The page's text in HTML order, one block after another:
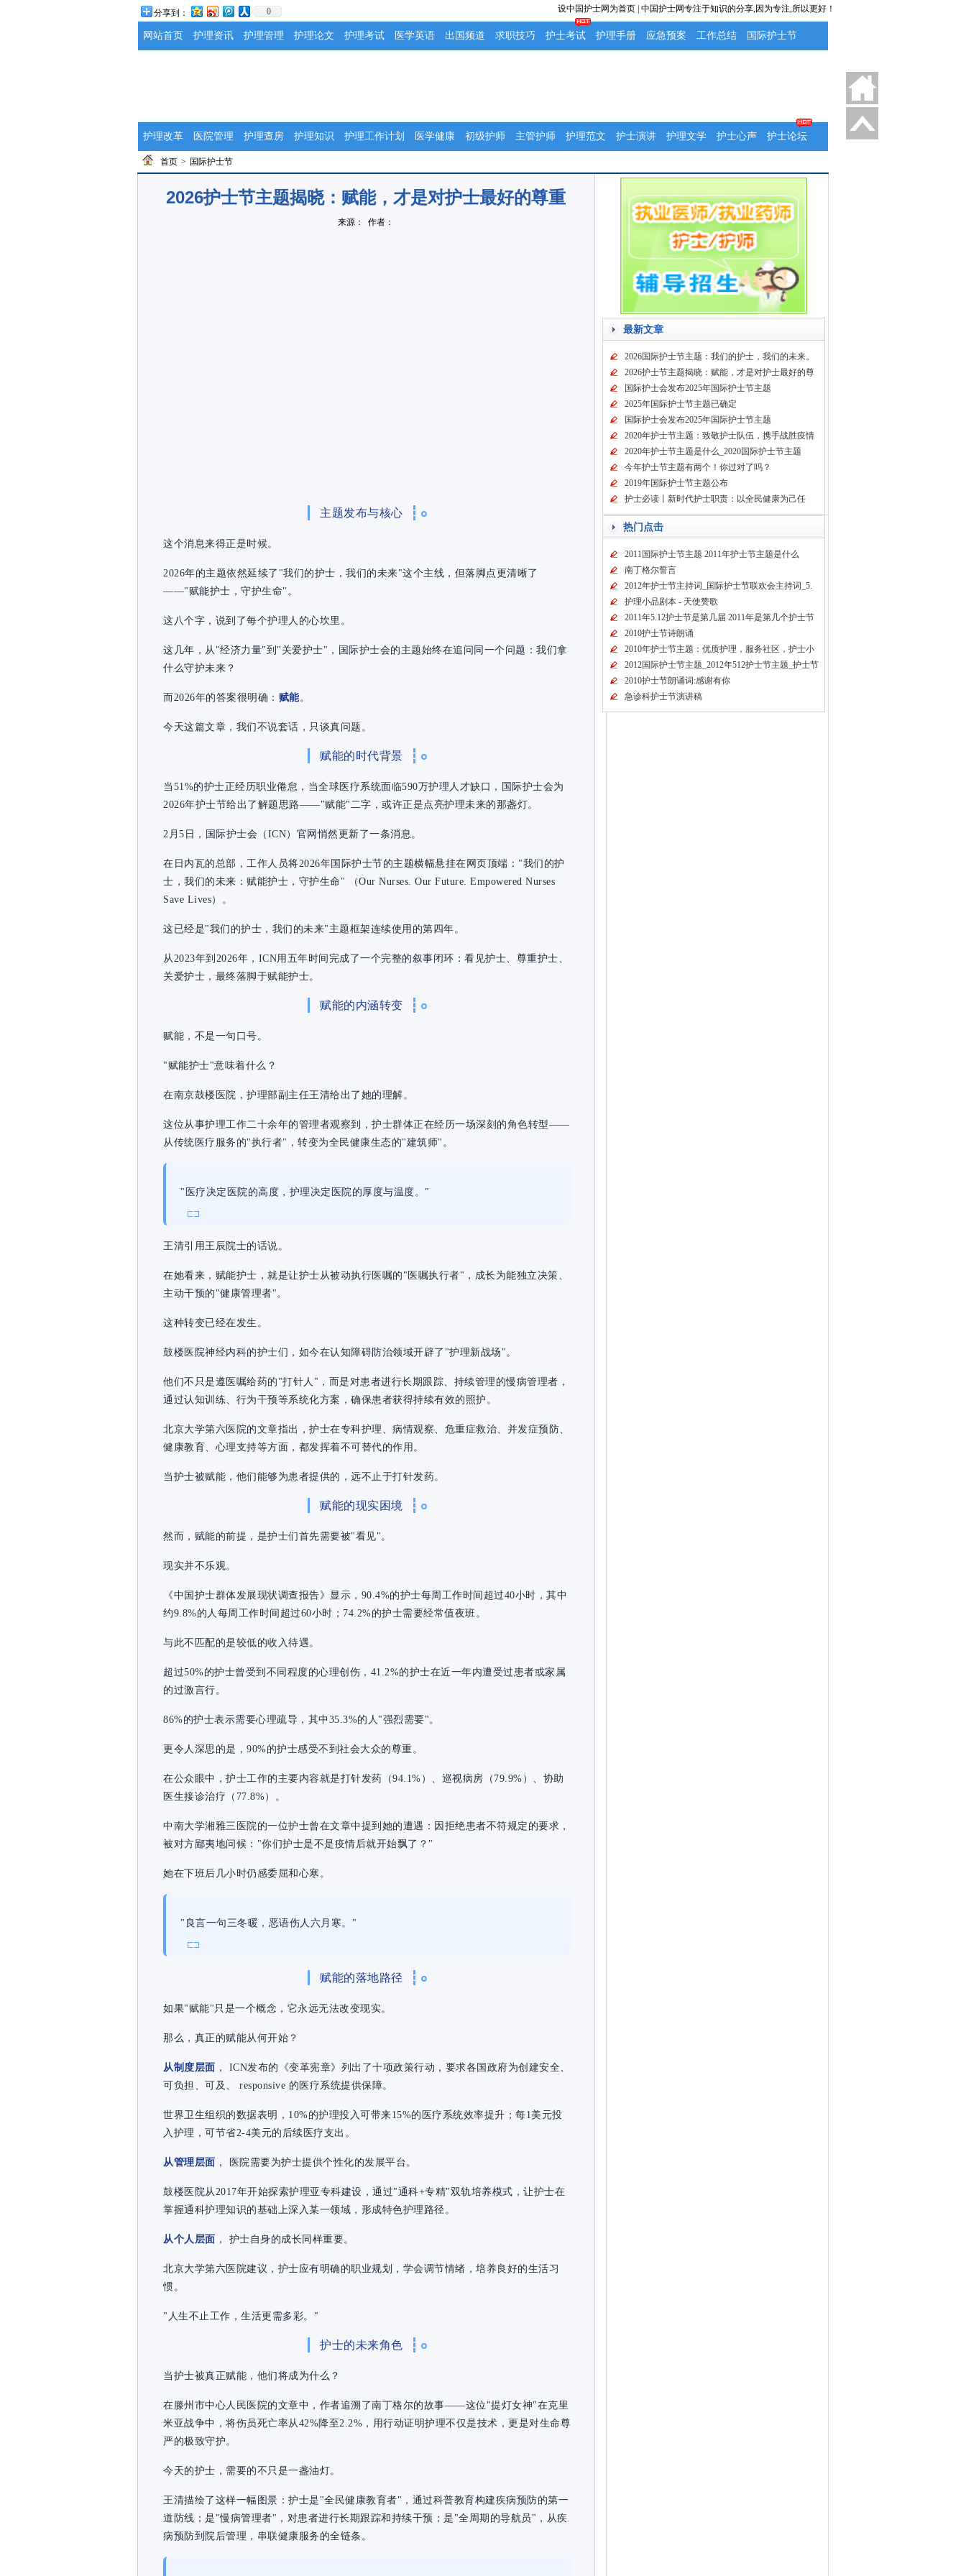
设中国护士网为首页 | 中国护士网专注于知识的分享,因为专注,所以更好！
分享到： 0
网站首页 护理资讯 护理管理 护理论文 护理考试 医学英语 出国频道 求职技巧 护士考试 护理手册 应急预案 工作总结 国际护士节
护理改革 医院管理 护理查房 护理知识 护理工作计划 医学健康 初级护师 主管护师 护理范文 护士演讲 护理文学 护士心声 护士论坛
首页 > 国际护士节
2026护士节主题揭晓：赋能，才是对护士最好的尊重
来源： 作者：
主题发布与核心
这个消息来得正是时候。
2026年的主题依然延续了"我们的护士，我们的未来"这个主线，但落脚点更清晰了
——"赋能护士，守护生命"。
这八个字，说到了每个护理人的心坎里。
这几年，从"经济力量"到"关爱护士"，国际护士会的主题始终在追问同一个问题：我们拿
什么守护未来？
而2026年的答案很明确： 赋能。
今天这篇文章，我们不说套话，只谈真问题。
赋能的时代背景
当51%的护士正经历职业倦怠，当全球医疗系统面临590万护理人才缺口，国际护士会为
2026年护士节给出了解题思路——"赋能"二字，或许正是点亮护理未来的那盏灯。
2月5日，国际护士会（ICN）官网悄然更新了一条消息。
在日内瓦的总部，工作人员将2026年国际护士节的主题横幅悬挂在网页顶端："我们的护
士，我们的未来：赋能护士，守护生命" （Our Nurses. Our Future. Empowered Nurses
Save Lives）。
这已经是"我们的护士，我们的未来"主题框架连续使用的第四年。
从2023年到2026年，ICN用五年时间完成了一个完整的叙事闭环：看见护士、尊重护士、
关爱护士，最终落脚于赋能护士。
赋能的内涵转变
赋能，不是一句口号。
"赋能护士"意味着什么？
在南京鼓楼医院，护理部副主任王清给出了她的理解。
这位从事护理工作二十余年的管理者观察到，护士群体正在经历一场深刻的角色转型——
从传统医疗服务的"执行者"，转变为全民健康生态的"建筑师"。
"医疗决定医院的高度，护理决定医院的厚度与温度。"
王清引用王辰院士的话说。
在她看来，赋能护士，就是让护士从被动执行医嘱的"医嘱执行者"，成长为能独立决策、
主动干预的"健康管理者"。
这种转变已经在发生。
鼓楼医院神经内科的护士们，如今在认知障碍防治领域开辟了"护理新战场"。
他们不只是遵医嘱给药的"打针人"，而是对患者进行长期跟踪、持续管理的慢病管理者，
通过认知训练、行为干预等系统化方案，确保患者获得持续有效的照护。
北京大学第六医院的文章指出，护士在专科护理、病情观察、危重症救治、并发症预防、
健康教育、心理支持等方面，都发挥着不可替代的作用。
当护士被赋能，他们能够为患者提供的，远不止于打针发药。
赋能的现实困境
然而，赋能的前提，是护士们首先需要被"看见"。
现实并不乐观。
《中国护士群体发展现状调查报告》显示，90.4%的护士每周工作时间超过40小时，其中
约9.8%的人每周工作时间超过60小时；74.2%的护士需要经常值夜班。
与此不匹配的是较低的收入待遇。
超过50%的护士曾受到不同程度的心理创伤，41.2%的护士在近一年内遭受过患者或家属
的过激言行。
86%的护士表示需要心理疏导，其中35.3%的人"强烈需要"。
更令人深思的是，90%的护士感受不到社会大众的尊重。
在公众眼中，护士工作的主要内容就是打针发药（94.1%）、巡视病房（79.9%）、协助
医生接诊治疗（77.8%）。
中南大学湘雅三医院的一位护士曾在文章中提到她的遭遇：因拒绝患者不符规定的要求，
被对方鄙夷地问候："你们护士是不是疫情后就开始飘了？"
她在下班后几小时仍感委屈和心寒。
"良言一句三冬暖，恶语伤人六月寒。"
赋能的落地路径
如果"赋能"只是一个概念，它永远无法改变现实。
那么，真正的赋能从何开始？
从制度层面 ， ICN发布的《变革宪章》列出了十项政策行动，要求各国政府为创建安全、
可负担、可及、 responsive 的医疗系统提供保障。
世界卫生组织的数据表明，10%的护理投入可带来15%的医疗系统效率提升；每1美元投
入护理，可节省2-4美元的后续医疗支出。
从管理层面 ， 医院需要为护士提供个性化的发展平台。
鼓楼医院从2017年开始探索护理亚专科建设，通过"通科+专精"双轨培养模式，让护士在
掌握通科护理知识的基础上深入某一领域，形成特色护理路径。
从个人层面 ， 护士自身的成长同样重要。
北京大学第六医院建议，护士应有明确的职业规划，学会调节情绪，培养良好的生活习
惯。
"人生不止工作，生活更需多彩。"
护士的未来角色
当护士被真正赋能，他们将成为什么？
在滕州市中心人民医院的文章中，作者追溯了南丁格尔的故事——这位"提灯女神"在克里
米亚战争中，将伤员死亡率从42%降至2.2%，用行动证明护理不仅是技术，更是对生命尊
严的极致守护。
今天的护士，需要的不只是一盏油灯。
王清描绘了这样一幅图景：护士是"全民健康教育者"，通过科普教育构建疾病预防的第一
道防线；是"慢病管理者"，对患者进行长期跟踪和持续干预；是"全周期的导航员"，从疾
病预防到院后管理，串联健康服务的全链条。
最新文章
2026国际护士节主题：我们的护士，我们的未来。
2026护士节主题揭晓：赋能，才是对护士最好的尊
国际护士会发布2025年国际护士节主题
2025年国际护士节主题已确定
国际护士会发布2025年国际护士节主题
2020年护士节主题：致敬护士队伍，携手战胜疫情
2020年护士节主题是什么_2020国际护士节主题
今年护士节主题有两个！你过对了吗？
2019年国际护士节主题公布
护士必读丨新时代护士职责：以全民健康为己任
热门点击
2011国际护士节主题 2011年护士节主题是什么
南丁格尔誓言
2012年护士节主持词_国际护士节联欢会主持词_5.
护理小品剧本 - 天使赞歌
2011年5.12护士节是第几届 2011年是第几个护士节
2010护士节诗朗诵
2010年护士节主题：优质护理，服务社区，护士小
2012国际护士节主题_2012年512护士节主题_护士节
2010护士节朗诵词:感谢有你
急诊科护士节演讲稿